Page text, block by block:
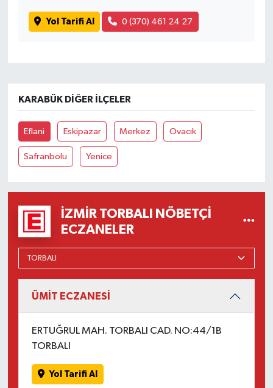
Yol Tarifi Al 0 (370) 461 24 27
KARABÜK DIĞER İLÇELER
Eflani Eskipazar Merkez Ovacık
Safranbolu Yenice
İZMIR TORBALI NÖBETÇI
ECZANELER
ÜMİT ECZANESİ
ERTUĞRUL MAH. TORBALI CAD. NO:44/1B
TORBALI
Yol Tarifi Al